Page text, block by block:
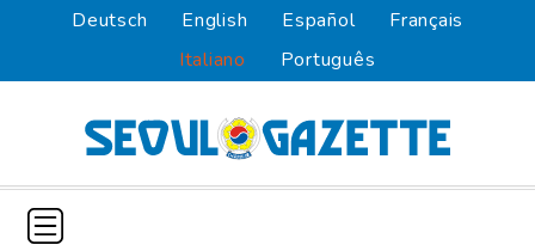
Deutsch English Español
Français
Italiano
Português